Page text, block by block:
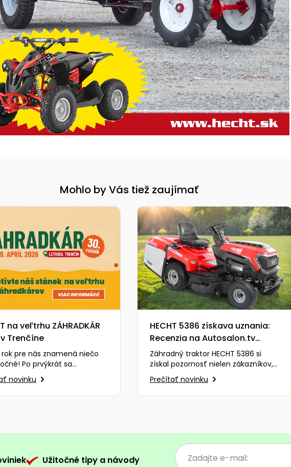
Mohlo by Vás tiež zaujímať
na veľtrhu ZÁHRADKÁR
Trenčíne
pre nás znamená niečo
Po prvýkrát sa
obľúbeného veľtrhu
a budeme veľmi radi,…
novinku
HECHT 5386 získava uznania:
Recenzia na Autosalon.tv
chváli výkon aj cenu
Záhradný traktor HECHT 5386 si
získal pozornosť nielen zákazníkov,
ale aj odborníkov z renomovaného
portálu Autosalon…
Prečítať novinku
Užitočné tipy a návody